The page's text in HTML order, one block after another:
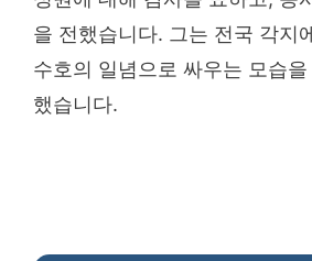
을 전했습니다. 그는 전국 각지
수호의 일념으로 싸우는 모습
했습니다.